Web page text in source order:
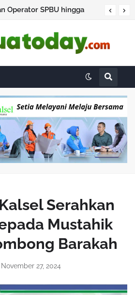
Operator SPBU hingga
Serahkan
Mustahik
Barakah
November 27, 2024